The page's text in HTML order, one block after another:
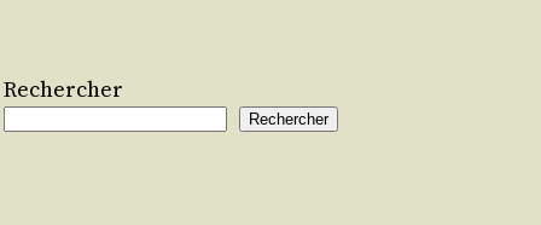
Rechercher
Rechercher